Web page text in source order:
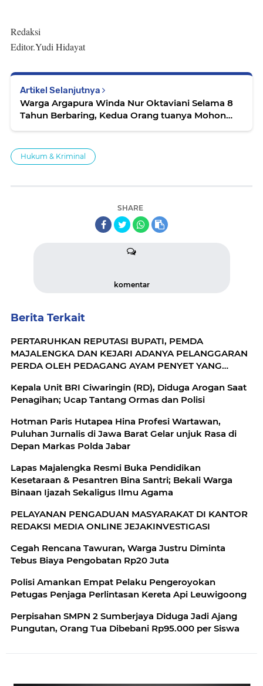
Redaksi
Editor.Yudi Hidayat
Artikel Selanjutnya
Warga Argapura Winda Nur Oktaviani Selama 8
Tahun Berbaring, Kedua Orang tuanya Mohon
Hukum & Kriminal
SHARE
komentar
Berita Terkait
PERTARUHKAN REPUTASI BUPATI, PEMDA
MAJALENGKA DAN KEJARI ADANYA PELANGGARAN
PERDA OLEH PEDAGANG AYAM PENYET YANG
Kepala Unit BRI Ciwaringin (RD), Diduga Arogan Saat
Penagihan; Ucap Tantang Ormas dan Polisi
Hotman Paris Hutapea Hina Profesi Wartawan,
Puluhan Jurnalis di Jawa Barat Gelar unjuk Rasa di
Depan Markas Polda Jabar
Lapas Majalengka Resmi Buka Pendidikan
Kesetaraan & Pesantren Bina Santri; Bekali Warga
Binaan Ijazah Sekaligus Ilmu Agama
PELAYANAN PENGADUAN MASYARAKAT DI KANTOR
REDAKSI MEDIA ONLINE JEJAKINVESTIGASI
Cegah Rencana Tawuran, Warga Justru Diminta
Tebus Biaya Pengobatan Rp20 Juta
Polisi Amankan Empat Pelaku Pengeroyokan
Petugas Penjaga Perlintasan Kereta Api Leuwigoong
Perpisahan SMPN 2 Sumberjaya Diduga Jadi Ajang
Pungutan, Orang Tua Dibebani Rp95.000 per Siswa